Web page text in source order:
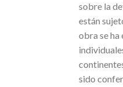
sobre la
están
obra se ha
sido